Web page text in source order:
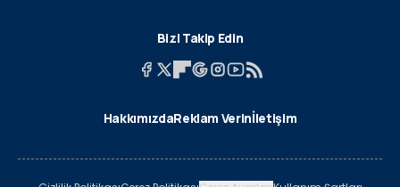
Bizi Takip Edin
HakkımızdaReklam Verinİletişim